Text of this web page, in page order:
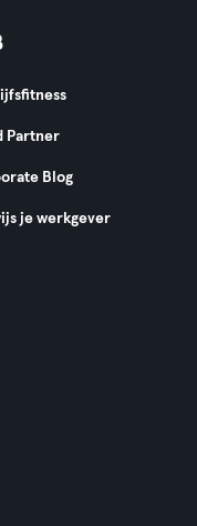
Partner
Blog
je werkgever